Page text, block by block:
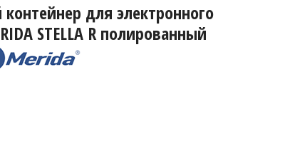
для электронного
STELLA R полированный